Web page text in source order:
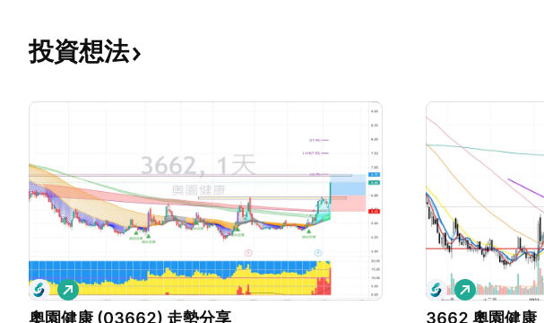
投資想法
奧園健康 (03662) 走勢分享
看
多
3662 奧園健康
看
多